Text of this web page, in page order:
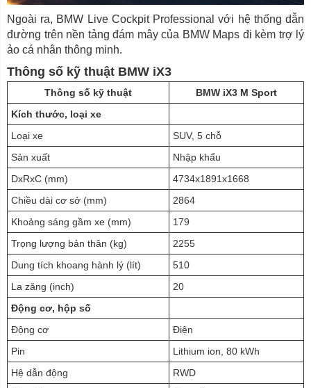
Ngoài ra, BMW Live Cockpit Professional với hệ thống dẫn
đường trên nền tảng đám mây của BMW Maps đi kèm trợ lý
ảo cá nhân thông minh.
Thông số kỹ thuật BMW iX3
Thông số kỹ thuật
BMW iX3 M Sport
Kích thước, loại xe
Loại xe
SUV, 5 chỗ
Sản xuất
Nhập khẩu
DxRxC (mm)
4734x1891x1668
Chiều dài cơ sở (mm)
2864
Khoảng sáng gầm xe (mm)
179
Trọng lượng bản thân (kg)
2255
Dung tích khoang hành lý (lít)
510
La zăng (inch)
20
Động cơ, hộp số
Động cơ
Điện
Pin
Lithium ion, 80 kWh
Hệ dẫn động
RWD